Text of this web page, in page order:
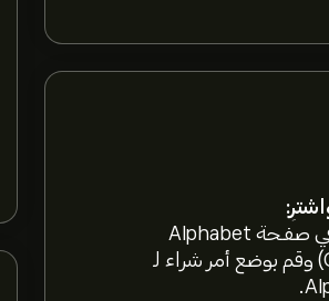
ابحث في صفحة Alphabet
(GOOG) وقم بوضع أمر شراء لـ